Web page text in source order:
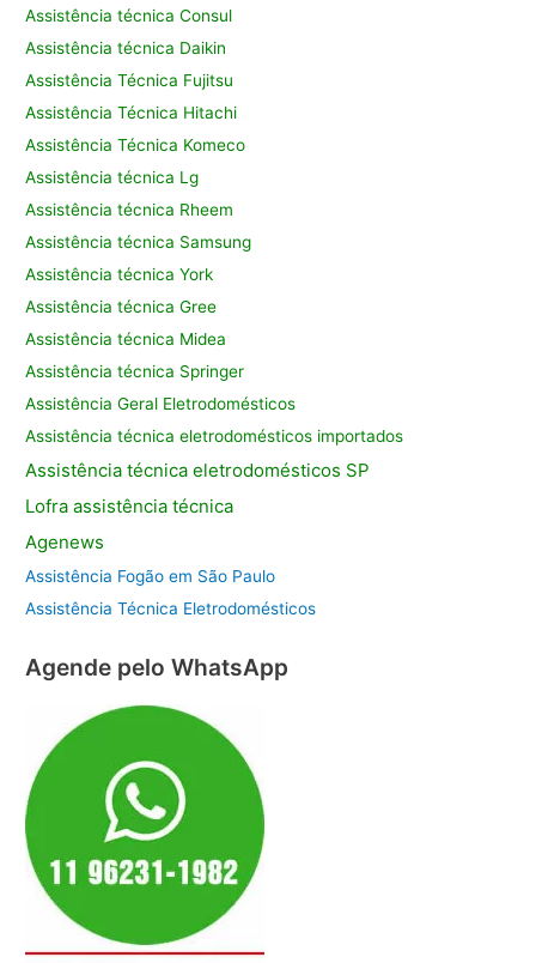
Assistência técnica Consul
Assistência técnica Daikin
Assistência Técnica Fujitsu
Assistência Técnica Hitachi
Assistência Técnica Komeco
Assistência técnica Lg
Assistência técnica Rheem
Assistência técnica Samsung
Assistência técnica York
Assistência técnica Gree
Assistência técnica Midea
Assistência técnica Springer
Assistência Geral Eletrodomésticos
Assistência técnica eletrodomésticos importados
Assistência técnica eletrodomésticos SP
Lofra assistênciatécnica
Agenews
Assistência Fogão em São Paulo
Assistência Técnica Eletrodomésticos
Agende pelo WhatsApp